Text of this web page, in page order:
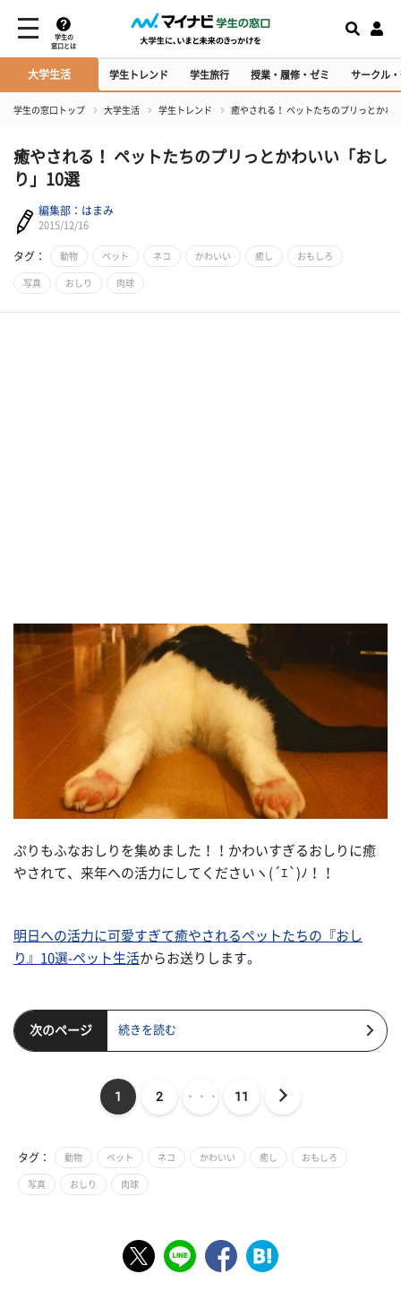
学生の
窓口とは
大学生活 学生トレンド 学生旅行 授業・履修・ゼミ サークル
学生の窓口トップ 大学生活 学生トレンド 癒やされる！ ペットたちのプリっとかわ
癒やされる！ ペットたちのプリっとかわいい「おし
り」10選
編集部：はまみ
2015/12/16
タグ： 動物 ペット ネコ かわいい 癒し おもしろ
写真 おしり 肉球
ぷりもふなおしりを集めました！！かわいすぎるおしりに癒
やされて、来年への活力にしてくださいヽ(´ｴ`)ﾉ！！
明日への活力に可愛すぎて癒やされるペットたちの『おし
り』10選-ペット生活からお送りします。
次のページ 続きを読む
1 2 ・・・ 11
タグ： 動物 ペット ネコ かわいい 癒し おもしろ
写真 おしり 肉球